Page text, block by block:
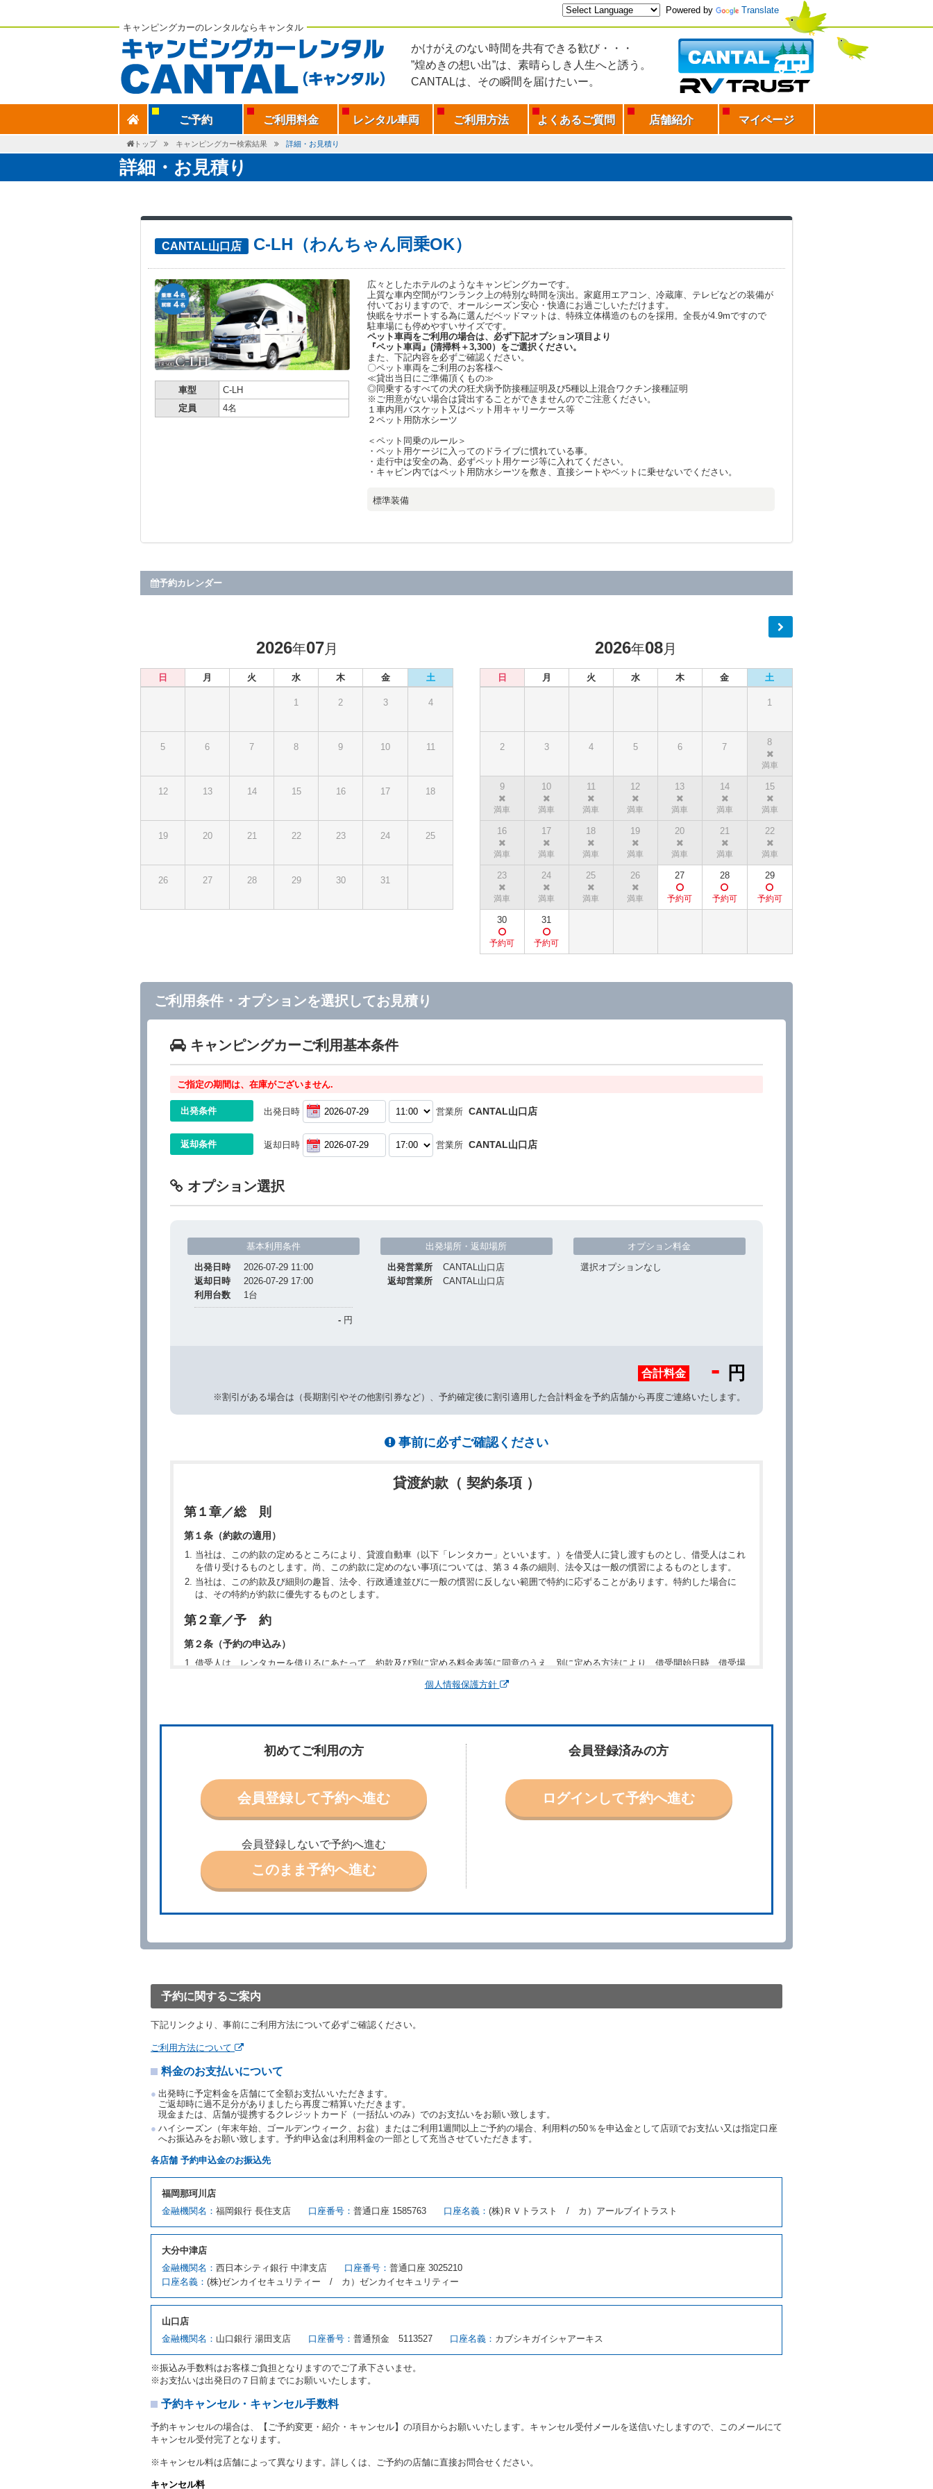
キャンピングカーのレンタルならキャンタル
かけがえのない時間を共有できる歓び・・・
”煌めきの想い出”は、素晴らしき人生へと誘う。
CANTALは、その瞬間を届けたいー。
Powered by Translate
ご予約 ご利用料金 レンタル車両 ご利用方法 よくあるご質問 店舗紹介 マイページ
トップ キャンピングカー検索結果 詳細・お見積り
詳細・お見積り
CANTAL山口店 C-LH（わんちゃん同乗OK）
車型
C-LH
定員
4名
広々としたホテルのようなキャンピングカーです。
上質な車内空間がワンランク上の特別な時間を演出。家庭用エアコン、冷蔵庫、テレビなどの装備が
付いておりますので、オールシーズン安心・快適にお過ごしいただけます。
快眠をサポートする為に選んだベッドマットは、特殊立体構造のものを採用。全長が4.9mですので
駐車場にも停めやすいサイズです。
ペット車両をご利用の場合は、必ず下記オプション項目より
『ペット車両』(清掃料＋3,300）をご選択ください。
また、下記内容を必ずご確認ください。
〇ペット車両をご利用のお客様へ
≪貸出当日にご準備頂くもの≫
◎同乗するすべての犬の狂犬病予防接種証明及び5種以上混合ワクチン接種証明
※ご用意がない場合は貸出することができませんのでご注意ください。
１車内用バスケット又はペット用キャリーケース等
２ペット用防水シーツ
＜ペット同乗のルール＞
・ペット用ケージに入ってのドライブに慣れている事。
・走行中は安全の為、必ずペット用ケージ等に入れてください。
・キャビン内ではペット用防水シーツを敷き、直接シートやベットに乗せないでください。
標準装備
予約カレンダー
2026年07月
日 月 火 水 木 金 土
1 2 3 4
5 6 7 8 9 10 11
12 13 14 15 16 17 18
19 20 21 22 23 24 25
26 27 28 29 30 31
2026年08月
日 月 火 水 木 金 土
1
2 3 4 5 6 7 8
9 10 11 12 13 14 15
16 17 18 19 20 21 22
23 24 25 26 27 28 29
30 31
ご利用条件・オプションを選択してお見積り
キャンピングカーご利用基本条件
ご指定の期間は、在庫がございません.
出発条件 出発日時 営業所 CANTAL山口店
返却条件 返却日時 営業所 CANTAL山口店
オプション選択
基本利用条件
出発日時
2026-07-29 11:00
返却日時
2026-07-29 17:00
利用台数
1 台
- 円
出発場所・返却場所
出発営業所
CANTAL山口店
返却営業所
CANTAL山口店
オプション料金
選択オプションなし
合計料金 - 円
※割引がある場合は（長期割引やその他割引券など）、予約確定後に割引適用した合計料金を予約店舗から再度ご連絡いたします。
事前に必ずご確認ください
貸渡約款（ 契約条項 ）
第１章／総 則
第１条（約款の適用）
当社は、この約款の定めるところにより、貸渡自動車（以下「レンタカー」といいます。）を借受人に貸し渡すものとし、借受人はこれ
を借り受けるものとします。尚、この約款に定めのない事項については、第３４条の細則、法令又は一般の慣習によるものとします。
当社は、この約款及び細則の趣旨、法令、行政通達並びに一般の慣習に反しない範囲で特約に応ずることがあります。特約した場合に
は、その特約が約款に優先するものとします。
第２章／予 約
第２条（予約の申込み）
借受人は、レンタカーを借りるにあたって、約款及び別に定める料金表等に同意のうえ、別に定める方法により、借受開始日時、借受場
予約の申込みを行うことができます。なお、当社は、電話連絡並びに電子メールによる予約に応じますが、予約内容と実際に相違があっ
場合、借受人は、当社が特に認める場合を除き、別に定める予約申込金を支払うものとします。
第３条（予約の変更）
借受人は、前条第１項の借受条件を変更しようとするときは、あらかじめ当社の承諾を受けなければならないものとします。
第４条（予約の取消し等）
借受人は、別に定める方法により予約を取り消すことができます。
借受人が、借受人の都合により予約した借受開始時刻を１時間以上経過してもレンタカー貸渡契約（以下「貸渡契約」といいます。）締
結手続きに着手しなかったときは、予約が取り消されたものとします。
前２項の場合、借受人は、別に定めるところにより予約取消手数料を当社に支払うものとし、当社は、この予約取消手数料の支払いがあ
ったときは、受領済の予約申込金を借受人に返還するものとします。
当社の都合により、予約が取り消されたとき、又は貸渡契約が締結されなかったときは、当社は受領済の予約申込金を返還するものとし
ます。
きは、予約は取り消されたものとします。この場合、当社は受領済の予約申込金を返還するものとします。
当社は、借受人から予約のあった車種クラスのレンタカーを貸し渡すことができないときは、予約と異なる車種クラスのレンタカー（以
渡すものとします。なお、代替レンタカーの貸渡料金が予約された車種クラスの貸渡料金より高くなるときは、予約した車種クラスの貸
渡料金によるものとし、予約された車種クラスの貸渡料金より低くなるときは、当該代替レンタカーの車種クラスの貸渡料金によるもの
借受人は、第１項の代替レンタカーの貸渡しの申入れを拒絶し、予約を取り消すことができるものとします。
前項の場合、第１項の貸渡しをすることができない原因が、当社の責に帰する事由によるときには第４条第４項の予約の取消しとして取
第３項の場合、第１項の貸渡しをすることができない原因が、当社の責に帰さない事由による時には第４条第５項の予約の取消しとして
第６条（免責）
当社及び借受人は、予約が取り消され、又は貸渡契約が締結されなかったことについて、第４条及び第５条に定める場合を除き、相互に
何らの請求をしないものとします。
第３章／貸 渡 し
ます。ただし、貸し渡すことができるレンタカーがない場合又は借受人若しくは運転者が第８条第１項若しくは第２項各号のいずれかに
該当する場合を除きます。
運転者は、貸渡契約の締結にあたり、約款及び細則で運転者の義務と定められた事項を遵守するものとします。
当社は、監督官庁の基本通達（注１）に基づき、貸渡簿(貸渡原票)及び第１３条第１項に規定する貸渡証に運転者の氏名、住所、運転免
許の種類及び運転免許証（注２）の番号を記載し、又は運転者の運転免許証の写しを添付するため、貸渡契約の締結にあたり、借受人に
対し、借受人の指定する運転者（以下「運転者」といいます。）の運転免許証の提示を求めるほか、その写しの提出を求めることがあり
ます。この場合、借受人は、自己が運転者であるときは自己の運転免許証を提示し、借受人と運転者が異なるときはその運転者の運転免
注１）監督官庁の基本通達とは、国土交通省自動車交通局長通達「レンタカーに関する基本通達」（自旅第138号 平成7年6月13日）の
２．(10)及び(11)のことをいいます。
転免許証をいいます。
当社は、貸渡契約の締結にあたり、借受人及び運転者に対し、運転免許証のほかに本人確認ができる書類の提示を求め、及び提出された
書類の写しをとることがあります。
当社は、貸渡契約の締結にあたり、借受期間中に借受人及び運転者と連絡するための携帯電話番号等の告知を求めます。
当社は、貸渡契約の締結にあたり、借受人に対し、クレジットカード若しくは現金による支払いを求め、又はその他の支払方法を指定す
ることがあります。
当社は、借受人又は運転者が前3項に従わない場合は、貸渡契約の締結を拒絶するとともに、予約を取消すことができるものとします。
なお、この場合の予約申込金等の扱いについては、第4条第5項を適用するものとします。
個人情報保護方針
初めてご利用の方
会員登録して予約へ進む
会員登録しないで予約へ進む
このまま予約へ進む
会員登録済みの方
ログインして予約へ進む
予約に関するご案内
下記リンクより、事前にご利用方法について必ずご確認ください。
ご利用方法について
料金のお支払いについて
出発時に予定料金を店舗にて全額お支払いいただきます。
ご返却時に過不足分がありましたら再度ご精算いただきます。
現金または、店舗が提携するクレジットカード（一括払いのみ）でのお支払いをお願い致します。
ハイシーズン（年末年始、ゴールデンウィーク、お盆）またはご利用1週間以上ご予約の場合、利用料の50％を申込金として店頭でお支払い又は指定口座
へお振込みをお願い致します。予約申込金は利用料金の一部として充当させていただきます。
各店舗 予約申込金のお振込先
福岡那珂川店
金融機関名： 福岡銀行 長住支店 口座番号： 普通口座 1585763 口座名義： (株)ＲＶトラスト / カ）アールブイトラスト
大分中津店
金融機関名： 西日本シティ銀行 中津支店 口座番号： 普通口座 3025210
口座名義： (株)ゼンカイセキュリティー / カ）ゼンカイセキュリティー
山口店
金融機関名： 山口銀行 湯田支店 口座番号： 普通預金 5113527 口座名義： カブシキガイシャアーキス
※振込み手数料はお客様ご負担となりますのでご了承下さいませ。
※お支払いは出発日の７日前までにお願いいたします。
予約キャンセル・キャンセル手数料
予約キャンセルの場合は、【ご予約変更・紹介・キャンセル】の項目からお願いいたします。キャンセル受付メールを送信いたしますので、このメールにて
キャンセル受付完了となります。
※キャンセル料は店舗によって異なります。詳しくは、ご予約の店舗に直接お問合せください。
キャンセル料